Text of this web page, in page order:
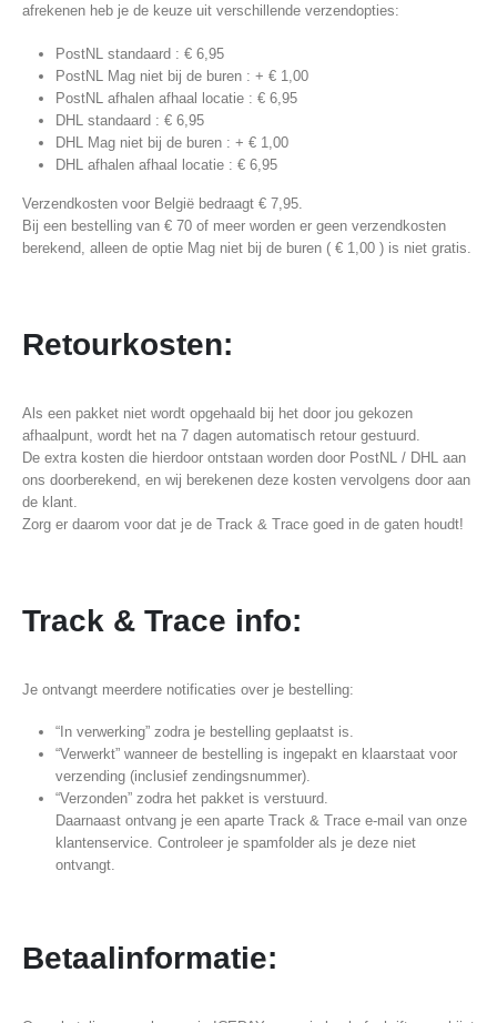
afrekenen heb je de keuze uit verschillende verzendopties:
PostNL standaard : € 6,95
PostNL Mag niet bij de buren : + € 1,00
PostNL afhalen afhaal locatie : € 6,95
DHL standaard : € 6,95
DHL Mag niet bij de buren : + € 1,00
DHL afhalen afhaal locatie : € 6,95
Verzendkosten voor België bedraagt € 7,95.
Bij een bestelling van € 70 of meer worden er geen verzendkosten
berekend, alleen de optie Mag niet bij de buren ( € 1,00 ) is niet gratis.
Retourkosten:
Als een pakket niet wordt opgehaald bij het door jou gekozen
afhaalpunt, wordt het na 7 dagen automatisch retour gestuurd.
De extra kosten die hierdoor ontstaan worden door PostNL / DHL aan
ons doorberekend, en wij berekenen deze kosten vervolgens door aan
de klant.
Zorg er daarom voor dat je de Track & Trace goed in de gaten houdt!
Track & Trace info:
Je ontvangt meerdere notificaties over je bestelling:
“In verwerking” zodra je bestelling geplaatst is.
“Verwerkt” wanneer de bestelling is ingepakt en klaarstaat voor
verzending (inclusief zendingsnummer).
“Verzonden” zodra het pakket is verstuurd.
Daarnaast ontvang je een aparte Track & Trace e-mail van onze
klantenservice. Controleer je spamfolder als je deze niet
ontvangt.
Betaalinformatie: